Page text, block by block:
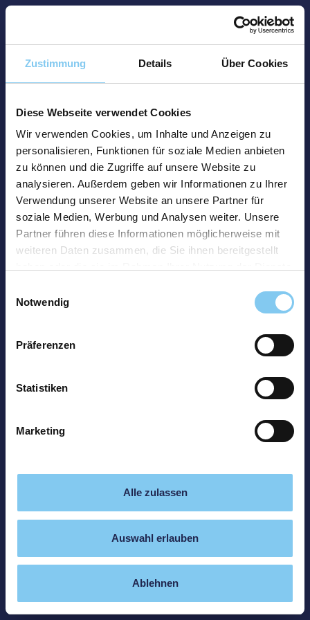
Zustimmung Details Über Cookies
Diese Webseite verwendet Cookies
Wir verwenden Cookies, um Inhalte und Anzeigen zu
personalisieren, Funktionen für soziale Medien anbieten
zu können und die Zugriffe auf unsere Website zu
analysieren. Außerdem geben wir Informationen zu Ihrer
Verwendung unserer Website an unsere Partner für
soziale Medien, Werbung und Analysen weiter. Unsere
Partner führen diese Informationen möglicherweise mit
weiteren Daten zusammen, die Sie ihnen bereitgestellt
Notwendig
Präferenzen
Statistiken
Marketing
Alle zulassen
Auswahl erlauben
Ablehnen